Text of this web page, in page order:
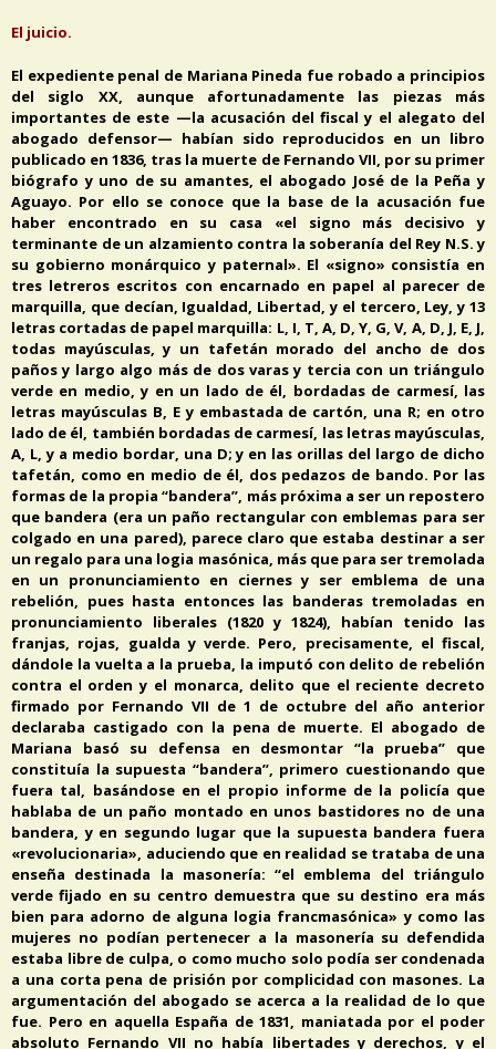
El juicio.
El expediente penal de Mariana Pineda fue robado a principios
del siglo XX, aunque afortunadamente las piezas más
importantes de este —la acusación del fiscal y el alegato del
abogado defensor— habían sido reproducidos en un libro
publicado en 1836, tras la muerte de Fernando VII, por su primer
biógrafo y uno de su amantes, el abogado José de la Peña y
Aguayo. Por ello se conoce que la base de la acusación fue
haber encontrado en su casa «el signo más decisivo y
terminante de un alzamiento contra la soberanía del Rey N.S. y
su gobierno monárquico y paternal». El «signo» consistía en
tres letreros escritos con encarnado en papel al parecer de
marquilla, que decían, Igualdad, Libertad, y el tercero, Ley, y 13
letras cortadas de papel marquilla: L, I, T, A, D, Y, G, V, A, D, J, E, J,
todas mayúsculas, y un tafetán morado del ancho de dos
paños y largo algo más de dos varas y tercia con un triángulo
verde en medio, y en un lado de él, bordadas de carmesí, las
letras mayúsculas B, E y embastada de cartón, una R; en otro
lado de él, también bordadas de carmesí, las letras mayúsculas,
A, L, y a medio bordar, una D; y en las orillas del largo de dicho
tafetán, como en medio de él, dos pedazos de bando. Por las
formas de la propia “bandera”, más próxima a ser un repostero
que bandera (era un paño rectangular con emblemas para ser
colgado en una pared), parece claro que estaba destinar a ser
un regalo para una logia masónica, más que para ser tremolada
en un pronunciamiento en ciernes y ser emblema de una
rebelión, pues hasta entonces las banderas tremoladas en
pronunciamiento liberales (1820 y 1824), habían tenido las
franjas, rojas, gualda y verde. Pero, precisamente, el fiscal,
dándole la vuelta a la prueba, la imputó con delito de rebelión
contra el orden y el monarca, delito que el reciente decreto
firmado por Fernando VII de 1 de octubre del año anterior
declaraba castigado con la pena de muerte. El abogado de
Mariana basó su defensa en desmontar “la prueba” que
constituía la supuesta “bandera”, primero cuestionando que
fuera tal, basándose en el propio informe de la policía que
hablaba de un paño montado en unos bastidores no de una
bandera, y en segundo lugar que la supuesta bandera fuera
«revolucionaria», aduciendo que en realidad se trataba de una
enseña destinada la masonería: “el emblema del triángulo
verde fijado en su centro demuestra que su destino era más
bien para adorno de alguna logia francmasónica» y como las
mujeres no podían pertenecer a la masonería su defendida
estaba libre de culpa, o como mucho solo podía ser condenada
a una corta pena de prisión por complicidad con masones. La
argumentación del abogado se acerca a la realidad de lo que
fue. Pero en aquella España de 1831, maniatada por el poder
absoluto Fernando VII no había libertades y derechos, y el